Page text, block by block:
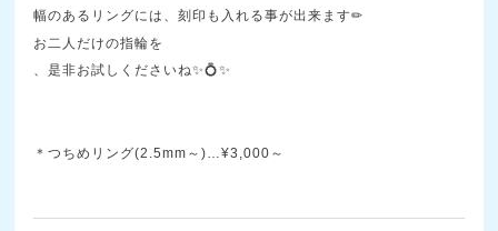
幅のあるリングには、刻印も入れる事が出来ます✏
お二人だけの指輪を
、是非お試しくださいね✨💍✨
＊つちめリング(2.5mm～)…¥3,000～